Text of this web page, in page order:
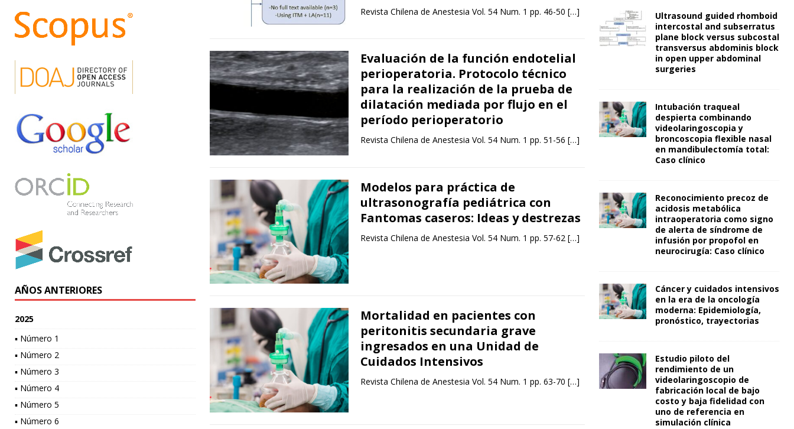
Revista Chilena de Anestesia Vol. 54 Num. 1 pp. 46-50 […]
Evaluación de la función endotelial
perioperatoria. Protocolo técnico
para la realización de la prueba de
dilatación mediada por flujo en el
período perioperatorio
Revista Chilena de Anestesia Vol. 54 Num. 1 pp. 51-56 […]
Modelos para práctica de
ultrasonografía pediátrica con
Fantomas caseros: Ideas y destrezas
Revista Chilena de Anestesia Vol. 54 Num. 1 pp. 57-62 […]
Mortalidad en pacientes con
peritonitis secundaria grave
ingresados en una Unidad de
Cuidados Intensivos
Revista Chilena de Anestesia Vol. 54 Num. 1 pp. 63-70 […]
AÑOS ANTERIORES
2025
▪ Número 1
▪ Número 2
▪ Número 3
▪ Número 4
▪ Número 5
▪ Número 6
Ultrasound guided rhomboid
intercostal and subserratus
plane block versus subcostal
transversus abdominis block
in open upper abdominal
surgeries
Intubación traqueal
despierta combinando
videolaringoscopia y
broncoscopia flexible nasal
en mandibulectomía total:
Caso clínico
Reconocimiento precoz de
acidosis metabólica
intraoperatoria como signo
de alerta de síndrome de
infusión por propofol en
neurocirugía: Caso clínico
Cáncer y cuidados intensivos
en la era de la oncología
moderna: Epidemiología,
pronóstico, trayectorias
Estudio piloto del
rendimiento de un
videolaringoscopio de
fabricación local de bajo
costo y baja fidelidad con
uno de referencia en
simulación clínica